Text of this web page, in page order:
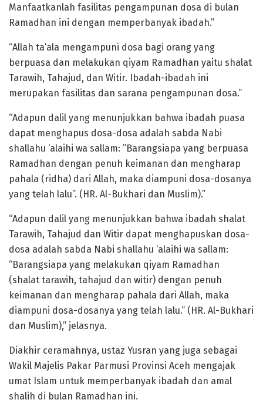
Manfaatkanlah fasilitas pengampunan dosa di bulan
Ramadhan ini dengan memperbanyak ibadah.”
“Allah ta’ala mengampuni dosa bagi orang yang
berpuasa dan melakukan qiyam Ramadhan yaitu shalat
Tarawih, Tahajud, dan Witir. Ibadah-ibadah ini
merupakan fasilitas dan sarana pengampunan dosa.”
“Adapun dalil yang menunjukkan bahwa ibadah puasa
dapat menghapus dosa-dosa adalah sabda Nabi
shallahu ‘alaihi wa sallam: ”Barangsiapa yang berpuasa
Ramadhan dengan penuh keimanan dan mengharap
pahala (ridha) dari Allah, maka diampuni dosa-dosanya
yang telah lalu”. (HR. Al-Bukhari dan Muslim).”
“Adapun dalil yang menunjukkan bahwa ibadah shalat
Tarawih, Tahajud dan Witir dapat menghapuskan dosa-
dosa adalah sabda Nabi shallahu ‘alaihi wa sallam:
“Barangsiapa yang melakukan qiyam Ramadhan
(shalat tarawih, tahajud dan witir) dengan penuh
keimanan dan mengharap pahala dari Allah, maka
diampuni dosa-dosanya yang telah lalu.” (HR. Al-Bukhari
dan Muslim),” jelasnya.
Diakhir ceramahnya, ustaz Yusran yang juga sebagai
Wakil Majelis Pakar Parmusi Provinsi Aceh mengajak
umat Islam untuk memperbanyak ibadah dan amal
shalih di bulan Ramadhan ini.